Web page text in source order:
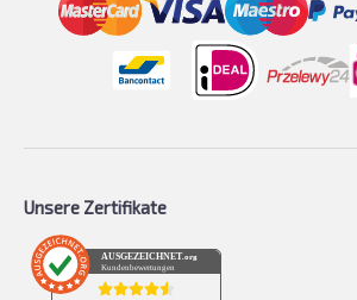
Unsere Zertifikate
AUSGEZEICHNET .org
Kundenbewertungen